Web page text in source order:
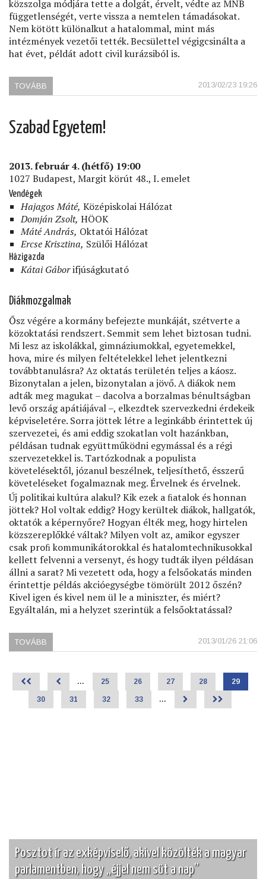
közszolga módjára tette a dolgát, érvelt, védte az MNB
függetlenségét, verte vissza a nemtelen támadásokat.
Nem kötött különalkut a hatalommal, mint más
intézmények vezetői tették. Becsülettel végigcsinálta a
hat évet, példát adott civil kurázsiból is.
2013/02/23 19:26
TOVÁBB
RENDÍTHETETLEN
Szabad Egyetem!
2013. február 4. (hétfő) 19:00
1027 Budapest, Margit körút 48., I. emelet
Vendégek
Hajagos Máté, Középiskolai Hálózat
Domján Zsolt, HÖOK
Máté András, Oktatói Hálózat
Ercse Krisztina, Szülői Hálózat
Házigazda
Kátai Gáborifjúságkutató
Diákmozgalmak
Ősz végére a kormány befejezte munkáját, szétverte a
közoktatási rendszert. Semmit sem lehet biztosan tudni.
Mi lesz az iskolákkal, gimnáziumokkal, egyetemekkel,
hova, mire és milyen feltételekkel lehet jelentkezni
továbbtanulásra? Az oktatás területén teljes a káosz.
Bizonytalan a jelen, bizonytalan a jövő. A diákok nem
adták meg magukat – dacolva a borzalmas bénultságban
levő ország apátiájával –, elkezdtek szervezkedni érdekeik
képviseletére. Sorra jöttek létre a leginkább érintettek új
szervezetei, és ami eddig szokatlan volt hazánkban,
példásan tudnak együttműködni egymással és a régi
szervezetekkel is. Tartózkodnak a populista
követelésektől, józanul beszélnek, teljesíthető, ésszerű
követeléseket fogalmaznak meg. Érvelnek és érvelnek.
Új politikai kultúra alakul? Kik ezek a ﬁatalok és honnan
jöttek? Hol voltak eddig? Hogy kerültek diákok, hallgatók,
oktatók a képernyőre? Hogyan élték meg, hogy hirtelen
közszereplőkké váltak? Milyen volt az, amikor egyszer
csak proﬁ kommunikátorokkal és hatalomtechnikusokkal
kellett felvenni a versenyt, és hogy tudták ilyen példásan
állni a sarat? Mi vezetett oda, hogy a felsőokatás minden
érintettje példás akcióegységbe tömörült 2012 őszén?
Kivel igen és kivel nem ül le a miniszter, és miért?
Egyáltalán, mi a helyzet szerintük a felsőoktatással?
2013/01/26 21:06
TOVÁBB
EGYETEM!)
Oldalszámozás
<< < … Page
25 Page
26 Page
27 Page
28
Jelenlegi
oldal
29
Page
30 Page
31 Page
32 Page
33 … > >>
Posztot ír az exképviselő, akivel közölték a magyar
parlamentben, hogy „éjjel nem süt a nap”